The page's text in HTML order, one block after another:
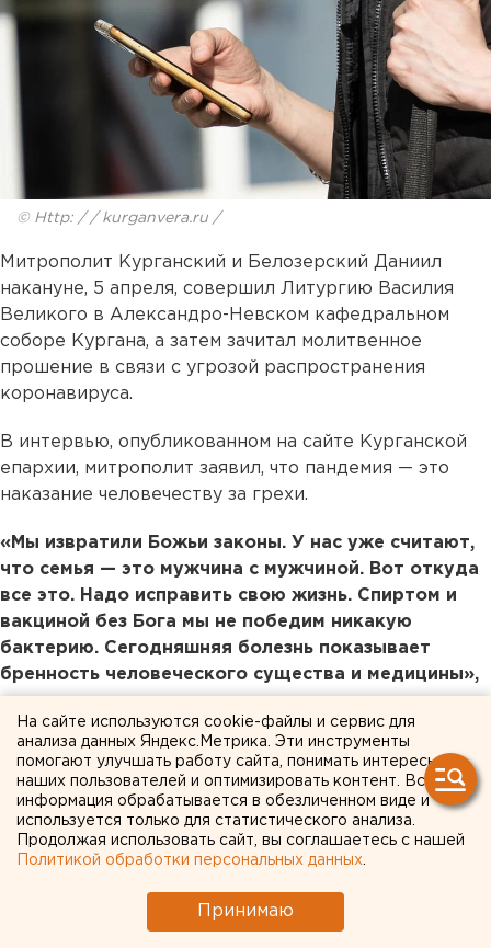
© Http: / / kurganvera.ru /
Митрополит Курганский и Белозерский Даниил
накануне, 5 апреля, совершил Литургию Василия
Великого в Александро-Невском кафедральном
соборе Кургана, а затем зачитал молитвенное
прошение в связи с угрозой распространения
коронавируса.
В интервью, опубликованном на сайте Курганской
епархии, митрополит заявил, что пандемия — это
наказание человечеству за грехи.
«Мы извратили Божьи законы. У нас уже считают,
что семья — это мужчина с мужчиной. Вот откуда
все это. Надо исправить свою жизнь. Спиртом и
вакциной без Бога мы не победим никакую
бактерию. Сегодняшняя болезнь показывает
бренность человеческого существа и медицины»,
— сказал митрополит.
Он призвал людей содержать в чистоте не только
свое тело, но и душу. Также митрополит отметил,
что не принуждает священнослужителей,
работающих в храмах, надевать маски — их
надевает тот, кто хочет.
«Священникам она (маска — прим. ЕАН)
мешает», — сказал митрополит Даниил и
На сайте используются cookie-файлы и сервис для
анализа данных Яндекс.Метрика. Эти инструменты
помогают улучшать работу сайта, понимать интересы
наших пользователей и оптимизировать контент. Вся
информация обрабатывается в обезличенном виде и
используется только для статистического анализа.
Продолжая использовать сайт, вы соглашаетесь с нашей
Политикой обработки персональных данных
Принимаю